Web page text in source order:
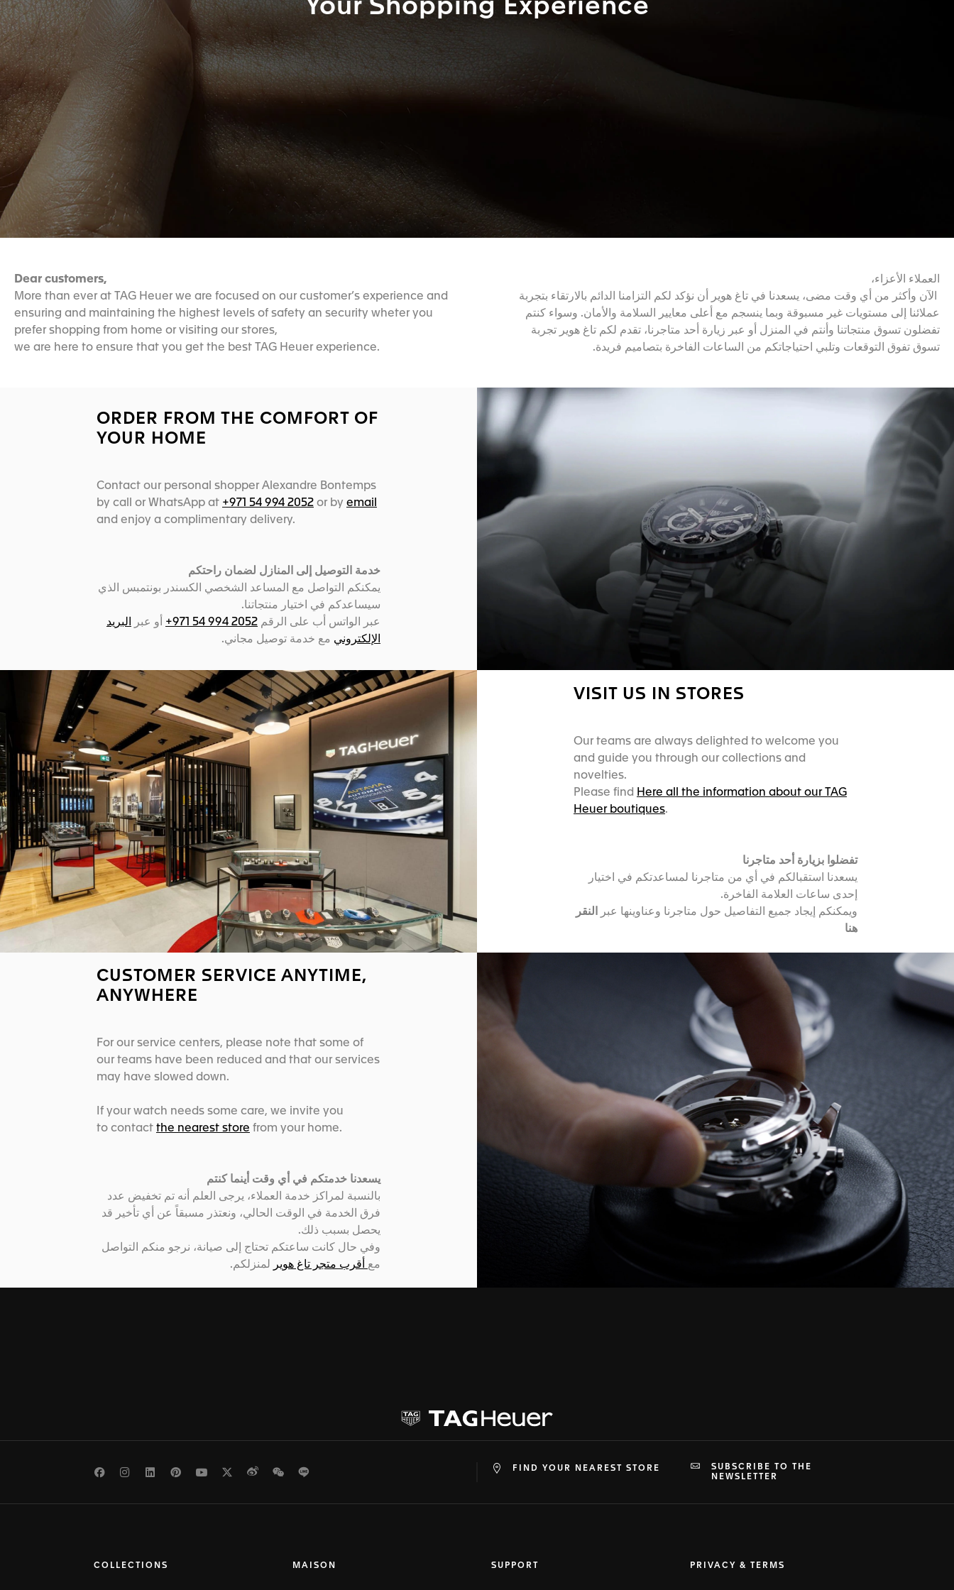
Your Shopping Experience
Dear customers,
More than ever at TAG Heuer we are focused on our customer’s experience and
ensuring and maintaining the highest levels of safety an security wheter you
prefer shopping from home or visiting our stores,
we are here to ensure that you get the best TAG Heuer experience.
العملاء الأعزاء،
الآن وأكثر من أي وقت مضى، يسعدنا في تاغ هوير أن نؤكد لكم التزامنا الدائم بالارتقاء بتجربة
عملائنا إلى مستويات غير مسبوقة وبما ينسجم مع أعلى معايير السلامة والأمان. وسواء كنتم
تفضلون تسوق منتجاتنا وأنتم في المنزل أو عبر زيارة أحد متاجرنا، تقدم لكم تاغ هوير تجربة
تسوق تفوق التوقعات وتلبي احتياجاتكم من الساعات الفاخرة بتصاميم فريدة.
ORDER FROM THE COMFORT OF
YOUR HOME
Contact our personal shopper Alexandre Bontemps
by call or WhatsApp at +971 54 994 2052 or by email
and enjoy a complimentary delivery.
خدمة التوصيل إلى المنازل لضمان راحتكم
يمكنكم التواصل مع المساعد الشخصي الكسندر بونتمبس الذي
سيساعدكم في اختيار منتجاتنا.
عبر الواتس أب على الرقم 2052 994 54 971+ أو عبر
البريد
الإلكتروني مع خدمة توصيل مجاني.
VISIT US IN STORES
Our teams are always delighted to welcome you
and guide you through our collections and
novelties.
Please find Here all the information about our TAG
Heuer boutiques.
تفضلوا بزيارة أحد متاجرنا
يسعدنا استقبالكم في أي من متاجرنا لمساعدتكم في اختيار
إحدى ساعات العلامة الفاخرة.
ويمكنكم إيجاد جميع التفاصيل حول متاجرنا وعناوينها عبر
النقر
هنا
CUSTOMER SERVICE ANYTIME,
ANYWHERE
For our service centers, please note that some of
our teams have been reduced and that our services
may have slowed down.
If your watch needs some care, we invite you
to contact the nearest store from your home.
يسعدنا خدمتكم في أي وقت أينما كنتم
بالنسبة لمراكز خدمة العملاء، يرجى العلم أنه تم تخفيض عدد
فرق الخدمة في الوقت الحالي، ونعتذر مسبقاً عن أي تأخير قد
يحصل بسبب ذلك.
وفي حال كانت ساعتكم تحتاج إلى صيانة، نرجو منكم التواصل
مع أقرب متجر تاغ هوير لمنزلكم.
FacebookInstagramLinkedInPinterest
Youtube
TwitterWeiboWeChat FIND YOUR NEAREST STORE
SUBSCRIBE TO THE
NEWSLETTER
COLLECTIONS MAISON SUPPORT PRIVACY & TERMS